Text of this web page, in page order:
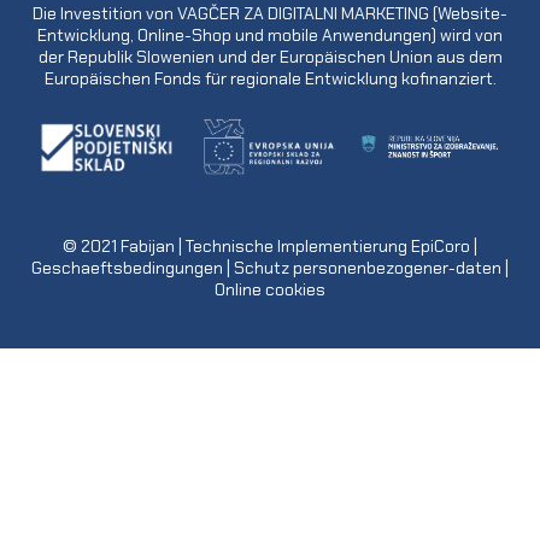
Die Investition von VAGČER ZA DIGITALNI MARKETING (Website-
Entwicklung, Online-Shop und mobile Anwendungen) wird von
der Republik Slowenien und der Europäischen Union aus dem
Europäischen Fonds für regionale Entwicklung kofinanziert.
© 2021 Fabijan | Technische Implementierung EpiCoro
Geschaeftsbedingungen Schutz personenbezogener-daten
Online cookies